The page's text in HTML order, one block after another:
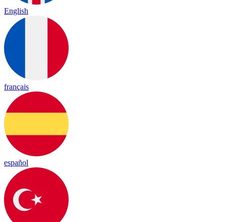
English
français
español